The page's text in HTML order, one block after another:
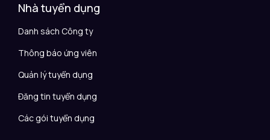
Nhà tuyển dụng
Danh sách Công ty
Thông báo ứng viên
Quản lý tuyển dụng
Đăng tin tuyển dụng
Các gói tuyển dụng